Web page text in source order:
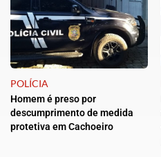
POLÍCIA
Homem é preso por
descumprimento de medida
protetiva em Cachoeiro